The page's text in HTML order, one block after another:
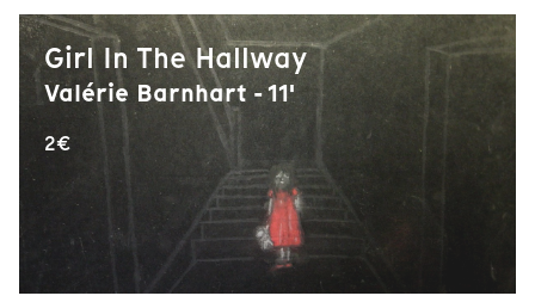
Girl In The Hallway
Valérie Barnhart - 11'
2€